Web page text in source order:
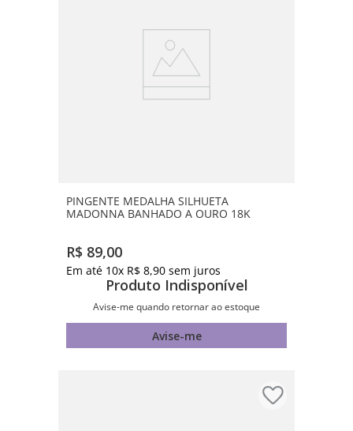
PINGENTE MEDALHA SILHUETA
MADONNA BANHADO A OURO 18K
R$ 89,00
Em até 10x R$ 8,90 sem juros
Produto Indisponível
Avise-me quando retornar ao estoque
Avise-me